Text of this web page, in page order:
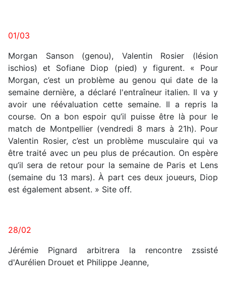
01/03
Morgan Sanson (genou), Valentin Rosier (lésion
ischios) et Sofiane Diop (pied) y figurent. « Pour
Morgan, c’est un problème au genou qui date de la
semaine dernière, a déclaré l'entraîneur italien. Il va y
avoir une réévaluation cette semaine. Il a repris la
course. On a bon espoir qu’il puisse être là pour le
match de Montpellier (vendredi 8 mars à 21h). Pour
Valentin Rosier, c’est un problème musculaire qui va
être traité avec un peu plus de précaution. On espère
qu’il sera de retour pour la semaine de Paris et Lens
(semaine du 13 mars). À part ces deux joueurs, Diop
est également absent. » Site off.
28/02
Jérémie Pignard arbitrera la rencontre zssisté
d'Aurélien Drouet et Philippe Jeanne,